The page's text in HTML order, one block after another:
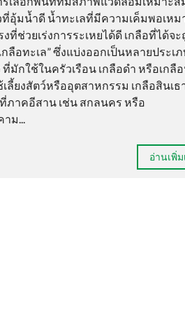
ที่อุ้มน้ำดี น้ำทะเลที่มีความเค็มพอเหม
ที่ช่วยเร่งการระเหยได้ดี เกลือที่ได้จะ
กลือทะเล” ซึ่งแบ่งออกเป็นหลายประเ
ที่มักใช้ในครัวเรือน เกลือดำ หรือเกลื
ลี้ยงสัตว์หรืออุตสาหกรรม เกลือสินเธ
ภาคอีสาน เช่น สกลนคร หรือ
ม...
อ่านเพิ่ม